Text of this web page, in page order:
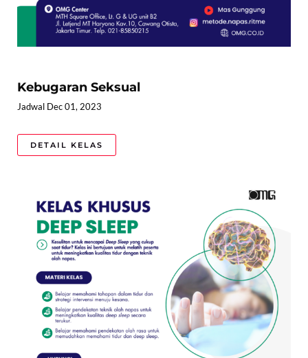
Kebugaran Seksual
Jadwal Dec 01, 2023
DETAIL KELAS